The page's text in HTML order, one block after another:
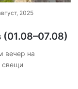
2025
вечер на
свещи